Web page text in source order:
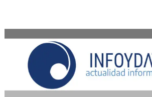
content